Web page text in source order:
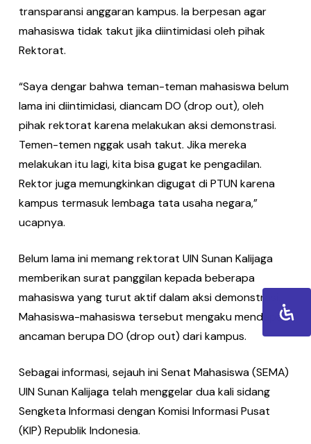
transparansi anggaran kampus. Ia berpesan agar
mahasiswa tidak takut jika diintimidasi oleh pihak
Rektorat.
“Saya dengar bahwa teman-teman mahasiswa belum
lama ini diintimidasi, diancam DO (drop out), oleh
pihak rektorat karena melakukan aksi demonstrasi.
Temen-temen nggak usah takut. Jika mereka
melakukan itu lagi, kita bisa gugat ke pengadilan.
Rektor juga memungkinkan digugat di PTUN karena
kampus termasuk lembaga tata usaha negara,”
ucapnya.
Belum lama ini memang rektorat UIN Sunan Kalijaga
memberikan surat panggilan kepada beberapa
mahasiswa yang turut aktif dalam aksi demonstrasi.
Mahasiswa-mahasiswa tersebut mengaku mendapat
ancaman berupa DO (drop out) dari kampus.
Sebagai informasi, sejauh ini Senat Mahasiswa (SEMA)
UIN Sunan Kalijaga telah menggelar dua kali sidang
Sengketa Informasi dengan Komisi Informasi Pusat
(KIP) Republik Indonesia.